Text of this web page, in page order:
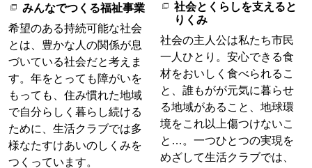
みんなでつくる福祉事業
希望のある持続可能な社会
とは、豊かな人の関係が息
づいている社会だと考えま
す。年をとっても障がいを
もっても、住み慣れた地域
で自分らしく暮らし続ける
ために、生活クラブでは多
様なたすけあいのしくみを
つくっています。
社会とくらしを支えると
りくみ
社会の主人公は私たち市民
一人ひとり。安心できる食
材をおいしく食べられるこ
と、誰もがが元気に暮らせ
る地域があること、地球環
境をこれ以上傷つけないこ
と…。一つひとつの実現を
めざして生活クラブでは、